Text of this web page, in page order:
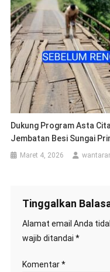
Dukung Program Asta
Jembatan Besi Sungai
Maret 4, 2026
Tinggalkan
Alamat email Anda
wajib ditandai *
Komentar*